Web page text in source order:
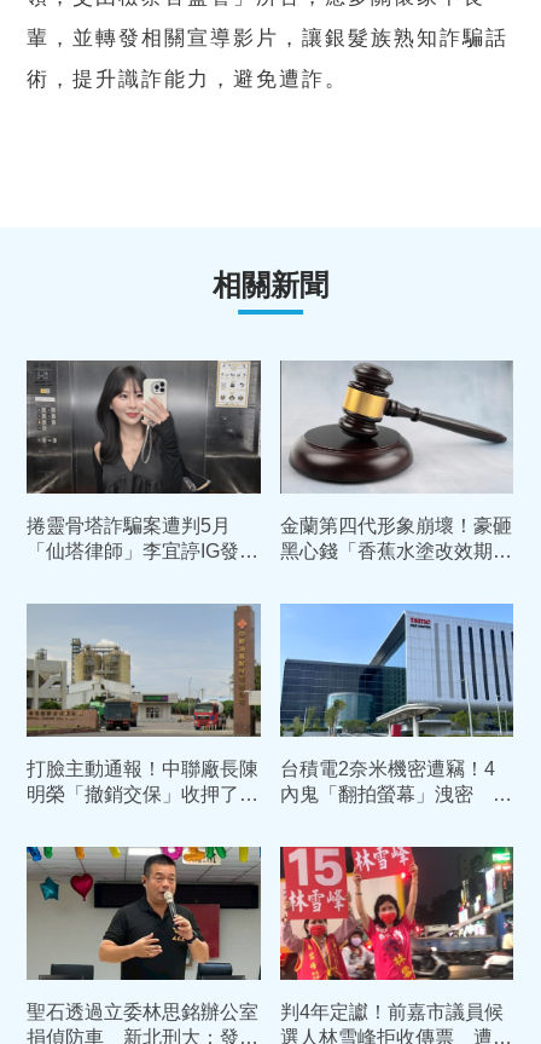
輩，並轉發相關宣導影片，讓銀髮族熟知詐騙話
術，提升識詐能力，避免遭詐。
相關新聞
捲靈骨塔詐騙案遭判5月
「仙塔律師」李宜諪IG發
金蘭第四代形象崩壞！豪砸
黑心錢「香蕉水塗改效期」
賣
打臉主動通報！中聯廠長陳
明榮「撤銷交保」收押了
標
台積電2奈米機密遭竊！4
內鬼「翻拍螢幕」洩密 主
聖石透過立委林思銘辦公室
捐偵防車 新北刑大：發現
判4年定讞！前嘉市議員候
選人林雪峰拒收傳票 遭拘